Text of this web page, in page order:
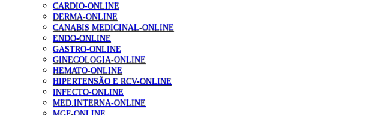
CARDIO-ONLINE
DERMA-ONLINE
CANABIS MEDICINAL-ONLINE
ENDO-ONLINE
GASTRO-ONLINE
GINECOLOGIA-ONLINE
HEMATO-ONLINE
HIPERTENSÃO E RCV-ONLINE
INFECTO-ONLINE
MED.INTERNA-ONLINE